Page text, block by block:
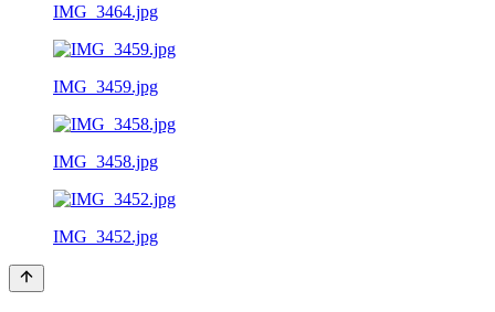
IMG_3464.jpg
IMG_3459.jpg
IMG_3458.jpg
IMG_3452.jpg